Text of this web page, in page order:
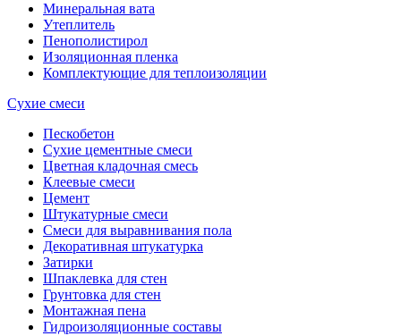
Минеральная вата
Утеплитель
Пенополистирол
Изоляционная пленка
Комплектующие для теплоизоляции
Сухие смеси
Пескобетон
Сухие цементные смеси
Цветная кладочная смесь
Клеевые смеси
Цемент
Штукатурные смеси
Смеси для выравнивания пола
Декоративная штукатурка
Затирки
Шпаклевка для стен
Грунтовка для стен
Монтажная пена
Гидроизоляционные составы